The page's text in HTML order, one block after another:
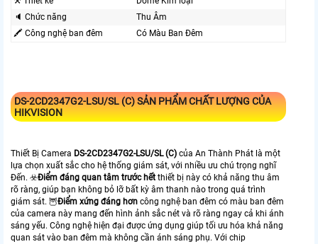
🔈 Chức năng
Thu Âm
🖍 Công nghệ ban đêm
Có Màu Ban Ðêm
DS-2CD2347G2-LSU/SL (C)SẢN PHẨM CHẤT LƯỢNG CỦA
HIKVISION
Thiết Bị Camera DS-2CD2347G2-LSU/SL (C) của An Thành Phát là một
lựa chọn xuất sắc cho hệ thống giám sát, với nhiều ưu chú trọng nghĩ
Đến. ☣️Điểm đáng quan tâm trước hết thiết bị này có khả năng thu âm
rõ ràng, giúp bạn không bỏ lỡ bất kỳ âm thanh nào trong quá trình
giám sát. 🦉Điểm xứng đáng hơn công nghệ ban đêm có màu ban đêm
của camera này mang đến hình ảnh sắc nét và rõ ràng ngay cả khi ánh
sáng yếu. Công nghệ hiện đại được ứng dụng giúp tối ưu hóa khả năng
quan sát vào ban đêm mà không cần ánh sáng phụ. Với chip